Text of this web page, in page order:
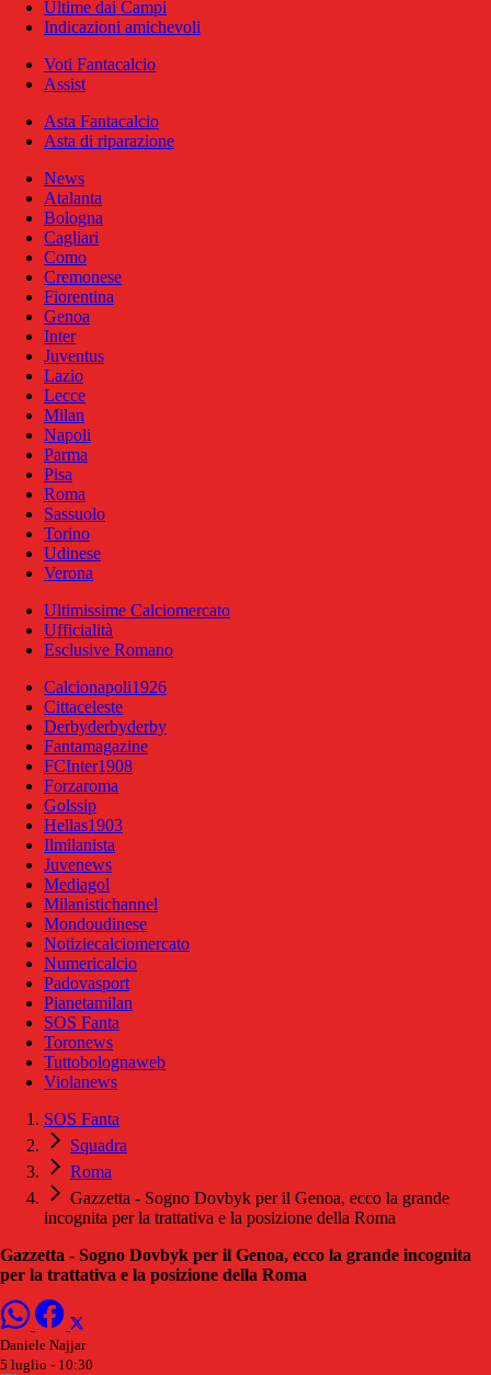
Ultime dai Campi
Indicazioni amichevoli
Voti Fantacalcio
Assist
Asta Fantacalcio
Asta di riparazione
News
Atalanta
Bologna
Cagliari
Como
Cremonese
Fiorentina
Genoa
Inter
Juventus
Lazio
Lecce
Milan
Napoli
Parma
Pisa
Roma
Sassuolo
Torino
Udinese
Verona
Ultimissime Calciomercato
Ufficialità
Esclusive Romano
Calcionapoli1926
Cittaceleste
Derbyderbyderby
Fantamagazine
FCInter1908
Forzaroma
Golssip
Hellas1903
Ilmilanista
Juvenews
Mediagol
Milanistichannel
Mondoudinese
Notiziecalciomercato
Numericalcio
Padovasport
Pianetamilan
SOS Fanta
Toronews
Tuttobolognaweb
Violanews
SOS Fanta
Squadra
Roma
Gazzetta - Sogno Dovbyk per il Genoa, ecco la grande
incognita per la trattativa e la posizione della Roma
Gazzetta - Sogno Dovbyk per il Genoa, ecco la grande incognita
per la trattativa e la posizione della Roma
Daniele Najjar
5 luglio - 10:30